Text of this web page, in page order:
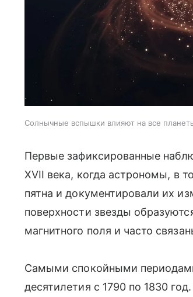
Солнычные вспышки влияют на все
Первые зафиксированные
XVII века, когда астрономы, в
пятна и документировали их
поверхности звезды
магнитного поля и часто
Самыми спокойными
десятилетия с 1790 по 1830